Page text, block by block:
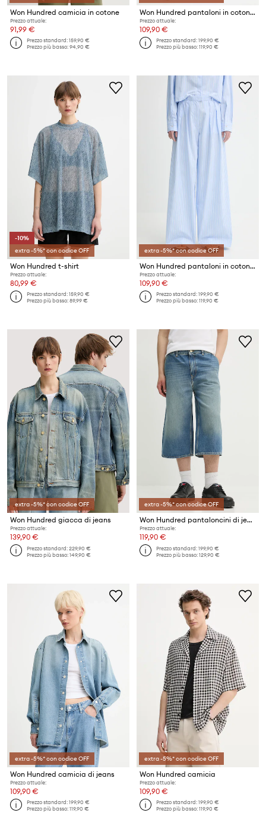
Won Hundred camicia in cotone
Prezzo attuale:
91,99 €
Prezzo standard:159,90 €
Prezzo più basso:94,90 €
Won Hundred pantaloni in cotone
Prezzo attuale:
109,90 €
Prezzo standard:199,90 €
Prezzo più basso:119,90 €
-10%
extra -5%* con codice OFF
Won Hundred t-shirt
Prezzo attuale:
80,99 €
Prezzo standard:159,90 €
Prezzo più basso:89,99 €
extra -5%* con codice OFF
Won Hundred pantaloni in cotone
Prezzo attuale:
109,90 €
Prezzo standard:199,90 €
Prezzo più basso:119,90 €
extra -5%* con codice OFF
Won Hundred giacca di jeans
Prezzo attuale:
139,90 €
Prezzo standard:229,90 €
Prezzo più basso:149,90 €
extra -5%* con codice OFF
Won Hundred pantaloncini di jeans
Prezzo attuale:
119,90 €
Prezzo standard:199,90 €
Prezzo più basso:129,90 €
extra -5%* con codice OFF
Won Hundred camicia di jeans
Prezzo attuale:
109,90 €
Prezzo standard:199,90 €
Prezzo più basso:119,90 €
extra -5%* con codice OFF
Won Hundred camicia
Prezzo attuale:
109,90 €
Prezzo standard:199,90 €
Prezzo più basso:119,90 €